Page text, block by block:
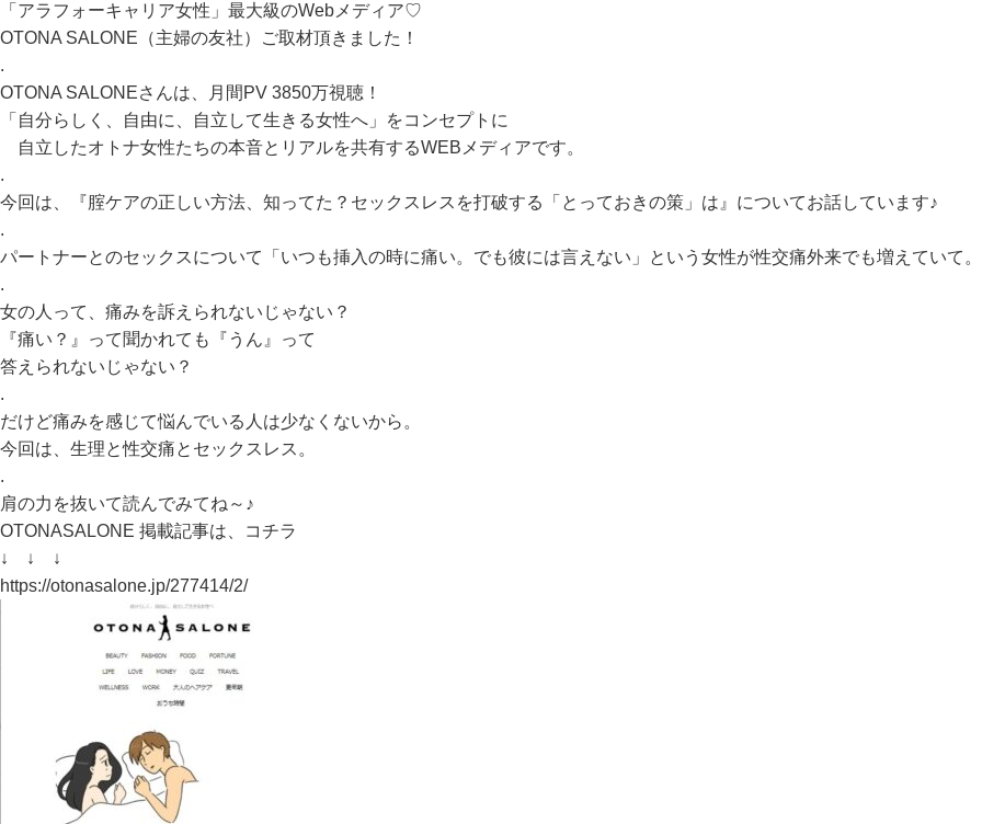
「アラフォーキャリア女性」最大級のWebメディア♡
OTONA SALONE（主婦の友社）ご取材頂きました！
.
OTONA SALONEさんは、月間PV 3850万視聴！
「自分らしく、自由に、自立して生きる女性へ」をコンセプトに
自立したオトナ女性たちの本音とリアルを共有するWEBメディアです。
.
今回は、『腟ケアの正しい方法、知ってた？セックスレスを打破する「とっておきの策」は』についてお話しています♪
.
パートナーとのセックスについて「いつも挿入の時に痛い。でも彼には言えない」という女性が性交痛外来でも増えていて。
.
女の人って、痛みを訴えられないじゃない？
『痛い？』って聞かれても『うん』って
答えられないじゃない？
.
だけど痛みを感じて悩んでいる人は少なくないから。
今回は、生理と性交痛とセックスレス。
.
肩の力を抜いて読んでみてね～♪
OTONASALONE 掲載記事は、コチラ
↓ ↓ ↓
https://otonasalone.jp/277414/2/